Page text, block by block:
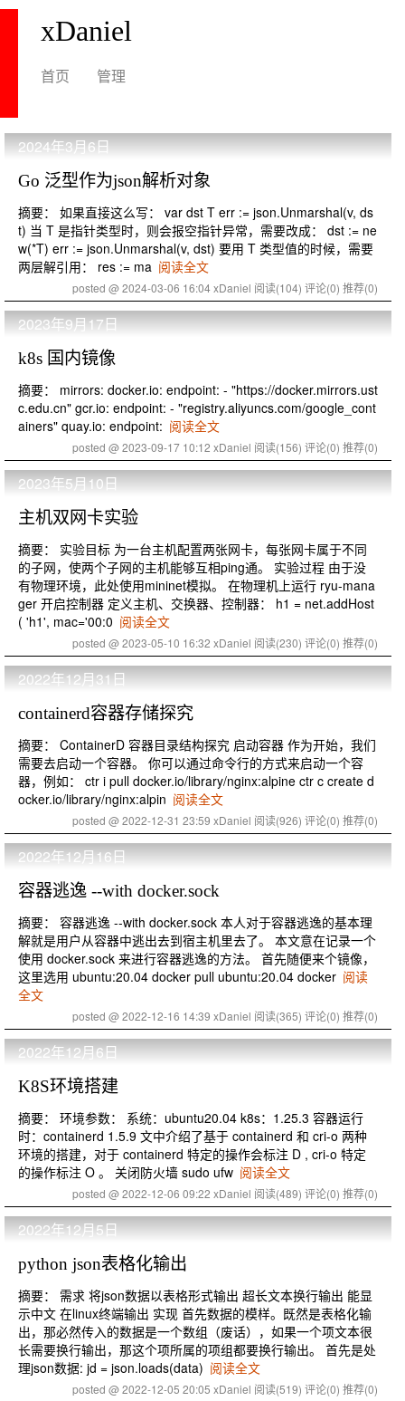
xDaniel
首页 管理
2024年3月6日
Go 泛型作为json解析对象
摘要： 如果直接这么写： var dst T err := json.Unmarshal(v, ds
t) 当 T 是指针类型时，则会报空指针异常，需要改成： dst := ne
w(*T) err := json.Unmarshal(v, dst) 要用 T 类型值的时候，需要
两层解引用： res := ma 阅读全文
posted @ 2024-03-06 16:04 xDaniel 阅读(104) 评论(0) 推荐(0)
2023年9月17日
k8s 国内镜像
摘要： mirrors: docker.io: endpoint: - "https://docker.mirrors.ust
c.edu.cn" gcr.io: endpoint: - "registry.aliyuncs.com/google_cont
ainers" quay.io: endpoint: 阅读全文
posted @ 2023-09-17 10:12 xDaniel 阅读(156) 评论(0) 推荐(0)
2023年5月10日
主机双网卡实验
摘要： 实验目标 为一台主机配置两张网卡，每张网卡属于不同
的子网，使两个子网的主机能够互相ping通。 实验过程 由于没
有物理环境，此处使用mininet模拟。 在物理机上运行 ryu-mana
ger 开启控制器 定义主机、交换器、控制器： h1 = net.addHost
( 'h1', mac='00:0 阅读全文
posted @ 2023-05-10 16:32 xDaniel 阅读(230) 评论(0) 推荐(0)
2022年12月31日
containerd容器存储探究
摘要： ContainerD 容器目录结构探究 启动容器 作为开始，我们
需要去启动一个容器。 你可以通过命令行的方式来启动一个容
器，例如： ctr i pull docker.io/library/nginx:alpine ctr c create d
ocker.io/library/nginx:alpin 阅读全文
posted @ 2022-12-31 23:59 xDaniel 阅读(926) 评论(0) 推荐(0)
2022年12月16日
容器逃逸 --with docker.sock
摘要： 容器逃逸 --with docker.sock 本人对于容器逃逸的基本理
解就是用户从容器中逃出去到宿主机里去了。 本文意在记录一个
使用 docker.sock 来进行容器逃逸的方法。 首先随便来个镜像，
这里选用 ubuntu:20.04 docker pull ubuntu:20.04 docker 阅读
全文
posted @ 2022-12-16 14:39 xDaniel 阅读(365) 评论(0) 推荐(0)
2022年12月6日
K8S环境搭建
摘要： 环境参数： 系统：ubuntu20.04 k8s：1.25.3 容器运行
时：containerd 1.5.9 文中介绍了基于 containerd 和 cri-o 两种
环境的搭建，对于 containerd 特定的操作会标注 D , cri-o 特定
的操作标注 O 。 关闭防火墙 sudo ufw 阅读全文
posted @ 2022-12-06 09:22 xDaniel 阅读(489) 评论(0) 推荐(0)
2022年12月5日
python json表格化输出
摘要： 需求 将json数据以表格形式输出 超长文本换行输出 能显
示中文 在linux终端输出 实现 首先数据的模样。既然是表格化输
出，那必然传入的数据是一个数组（废话），如果一个项文本很
长需要换行输出，那这个项所属的项组都要换行输出。 首先是处
理json数据: jd = json.loads(data) 阅读全文
posted @ 2022-12-05 20:05 xDaniel 阅读(519) 评论(0) 推荐(0)